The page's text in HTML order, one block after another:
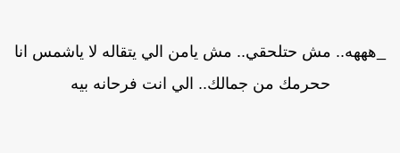
مش حتلحقي.. مش يامن الي يتقاله لا ياشمس انا
ححرمك من جمالك.. الي انت فرحانه بيه